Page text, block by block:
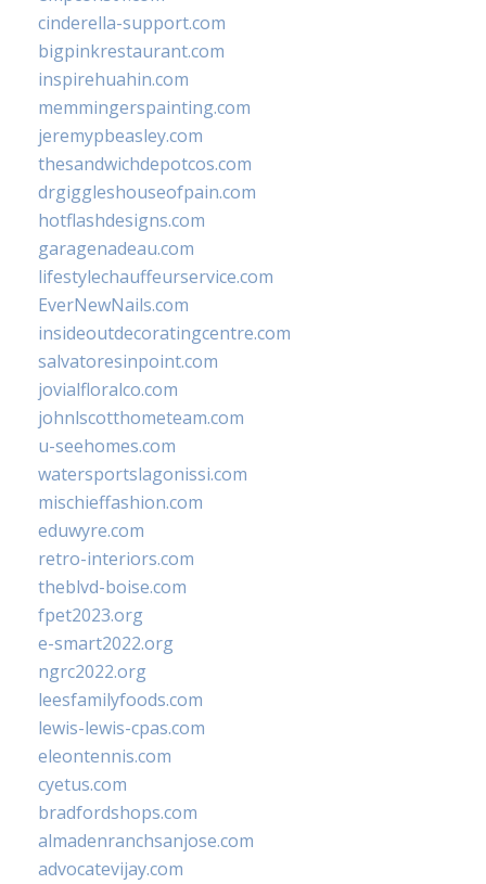
cinderella-support.com
bigpinkrestaurant.com
inspirehuahin.com
memmingerspainting.com
jeremypbeasley.com
thesandwichdepotcos.com
drgiggleshouseofpain.com
hotflashdesigns.com
garagenadeau.com
lifestylechauffeurservice.com
EverNewNails.com
insideoutdecoratingcentre.com
salvatoresinpoint.com
jovialfloralco.com
johnlscotthometeam.com
u-seehomes.com
watersportslagonissi.com
mischieffashion.com
eduwyre.com
retro-interiors.com
theblvd-boise.com
fpet2023.org
e-smart2022.org
ngrc2022.org
leesfamilyfoods.com
lewis-lewis-cpas.com
eleontennis.com
cyetus.com
bradfordshops.com
almadenranchsanjose.com
advocatevijay.com